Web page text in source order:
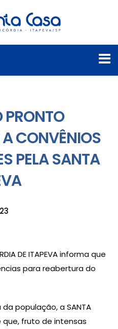
PRONTO
CONVÊNIOS
PELA SANTA
DE ITAPEVA informa que
para reabertura do
população, a SANTA
que, fruto de intensas